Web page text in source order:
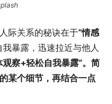
际关系的秘诀在于“情感
暴露，迅速拉近与他人
察+轻松自我暴露”。简
某个细节，再结合一点